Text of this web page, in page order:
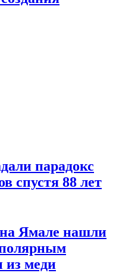
парадокс
спустя 88 лет
Ямале нашли
из меди